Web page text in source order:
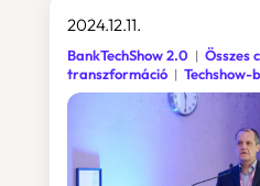
2024.12.11.
BankTechShow 2.0 Összes
transzformáció
Techshow-